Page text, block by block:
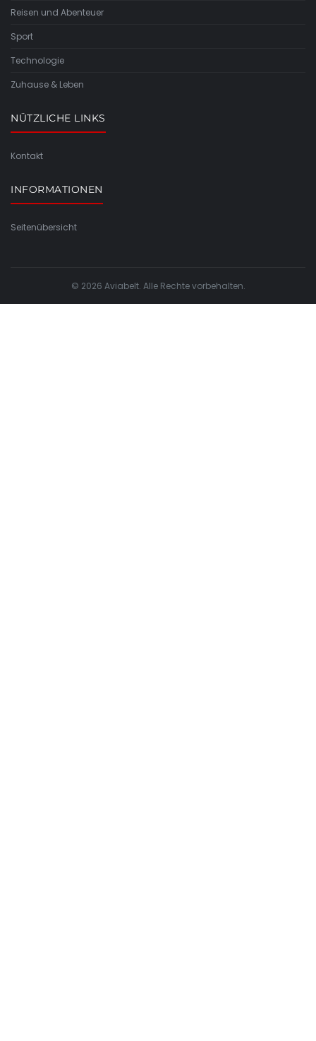
Reisen und Abenteuer
Sport
Technologie
Zuhause & Leben
NÜTZLICHE LINKS
Kontakt
INFORMATIONEN
Seitenübersicht
© 2026 Aviabelt. Alle Rechte vorbehalten.